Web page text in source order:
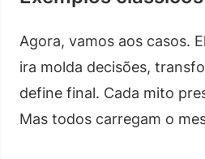
Agora, vamos aos casos.
ira molda decisões,
define final. Cada mito
Mas todos carregam o